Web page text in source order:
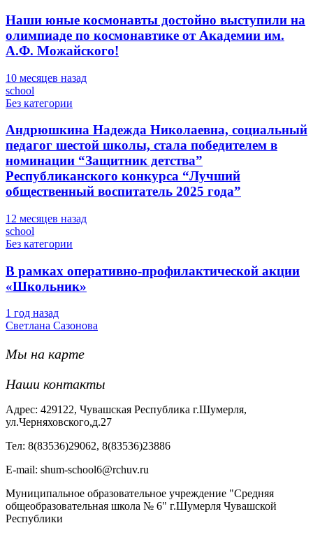
Наши юные космонавты достойно выступили на
олимпиаде по космонавтике от Академии им.
А.Ф. Можайского!
10 месяцев назад
school
Без категории
Андрюшкина Надежда Николаевна, социальный
педагог шестой школы, стала победителем в
номинации “Защитник детства”
Республиканского конкурса “Лучший
общественный воспитатель 2025 года”
12 месяцев назад
school
Без категории
В рамках оперативно-профилактической акции
«Школьник»
1 год назад
Светлана Сазонова
Мы на карте
Наши контакты
Адрес: 429122, Чувашская Республика г.Шумерля,
ул.Черняховского,д.27
Тел: 8(83536)29062, 8(83536)23886
Е-mail: shum-school6@rchuv.ru
Муниципальное образовательное учреждение "Средняя
общеобразовательная школа № 6" г.Шумерля Чувашской
Республики